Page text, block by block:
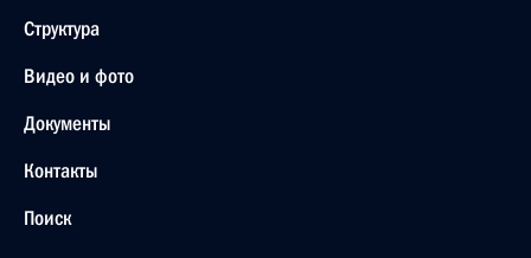
Структура
Видео и фото
Документы
Контакты
Поиск